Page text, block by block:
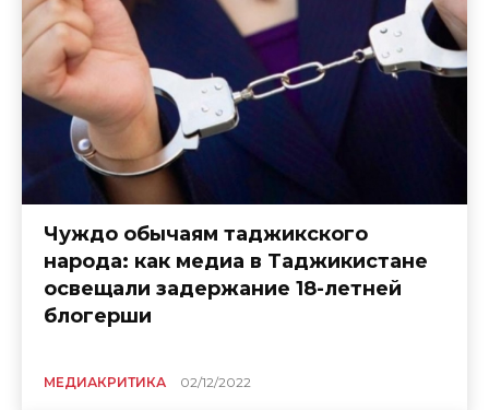
Чуждо обычаям таджикского
народа: как медиа в Таджикистане
освещали задержание 18-летней
блогерши
МЕДИАКРИТИКА 02/12/2022